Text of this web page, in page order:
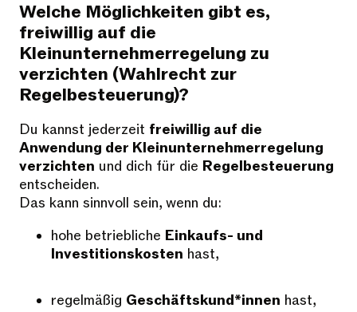
Welche Möglichkeiten gibt es,
freiwillig auf die
Kleinunternehmerregelung zu
verzichten (Wahlrecht zur
Regelbesteuerung)?
Du kannst jederzeit freiwillig auf die
Anwendung der Kleinunternehmerregelung
verzichten und dich für die Regelbesteuerung
entscheiden.
Das kann sinnvoll sein, wenn du:
hohe betriebliche Einkaufs- und
Investitionskosten hast,
regelmäßig Geschäftskund*innen hast,